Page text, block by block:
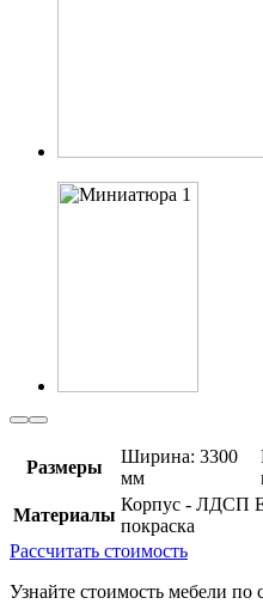
Размеры
Ширина: 3300
мм
Материалы
Корпус - ЛДСП
покраска
Рассчитать стоимость
Узнайте стоимость мебели по